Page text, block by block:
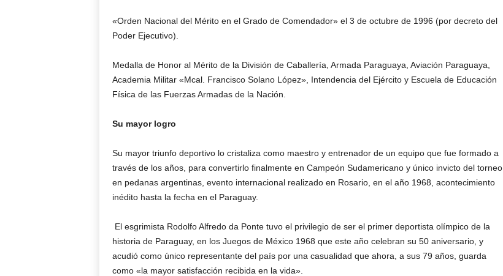
«Orden Nacional del Mérito en el Grado de Comendador» el 3 de octubre de 1996 (por decreto del
Poder Ejecutivo).
Medalla de Honor al Mérito de la División de Caballería, Armada Paraguaya, Aviación Paraguaya,
Academia Militar «Mcal. Francisco Solano López», Intendencia del Ejército y Escuela de Educación
Física de las Fuerzas Armadas de la Nación.
Su mayor logro
Su mayor triunfo deportivo lo cristaliza como maestro y entrenador de un equipo que fue formado a
través de los años, para convertirlo finalmente en Campeón Sudamericano y único invicto del torneo,
en pedanas argentinas, evento internacional realizado en Rosario, en el año 1968, acontecimiento
inédito hasta la fecha en el Paraguay.
El esgrimista Rodolfo Alfredo da Ponte tuvo el privilegio de ser el primer deportista olímpico de la
historia de Paraguay, en los Juegos de México 1968 que este año celebran su 50 aniversario, y
acudió como único representante del país por una casualidad que ahora, a sus 79 años, guarda
como «la mayor satisfacción recibida en la vida».